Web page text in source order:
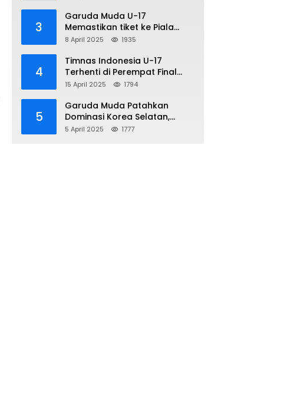
3
Garuda Muda U-17
Memastikan tiket ke Piala
Dunia Setelah Mencetak
Yaman 4-1 di Piala Asia 2025
8 April 2025 1935
4
Timnas Indonesia U-17
Terhenti di Perempat Final
Piala Asia 2025: Terkecoh
15 April 2025 1794
5
Garuda Muda Patahkan
Dominasi Korea Selatan,
Dalam Laga Pembuka Piala
5 April 2025 1777